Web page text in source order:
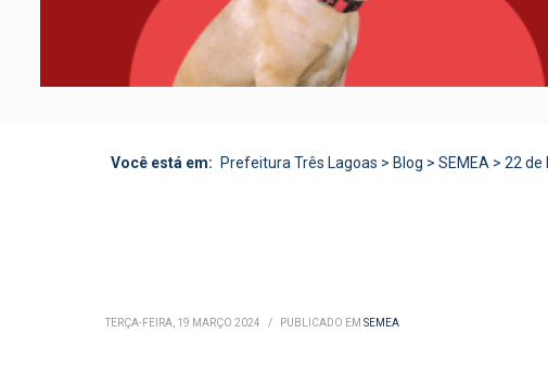
Você está em: Prefeitura Três Lagoas > Blog > SEMEA > 22 de
TERÇA-FEIRA, 19 MARÇO 2024 / PUBLICADO EM SEMEA